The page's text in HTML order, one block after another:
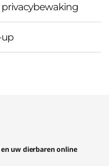
up
uw dierbaren online